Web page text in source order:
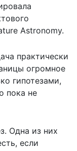
Astronomy.
практически
огромное
гипотезами,
пока не
Одна из них
если